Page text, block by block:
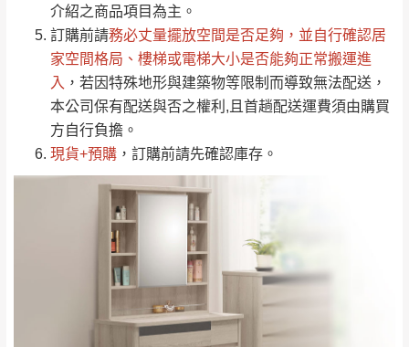
介紹之商品項目為主。
訂購前請務必丈量擺放空間是否足夠 ，並自行確認居
家空間格局、 樓梯或電梯大小是否能夠正常搬運進
入 ，若因特殊地形與建築物等限制而導致無法配送，
本公司保有配送與否之權利,且首趟配送運費須由購買
方自行負擔。
現貨+預購 ，訂購前請先確認庫存。
免 運
費
＊A108產品另收運費
新竹
峨眉鄉、五峰鄉、
橫山、北埔鄉、尖
石鄉、寶山鄉山
區、新埔山區、芎
新北
雙溪、貢寮、烏
來、平溪、九份、
接單後二日內(不含例假日)，我們客服會與您
電話聯絡或E-Mail通知確認訂單。
（線上客
服 LINE → @dershin）
下單前先詢問是否現貨 ，若未詢問下單後無
現貨我們客服會再來電或E-Mail與您聯絡
（洽詢方式請搜尋 Line ID →
地區恕無法提供運送 (詳見運送規章)。
配送範圍：
苗栗至基隆；其它地區暫不開放，如因特殊
地型限制(山區、鄉、鎮、村)、樓梯太小、無
法搬運上樓等因素，導致無法配送，